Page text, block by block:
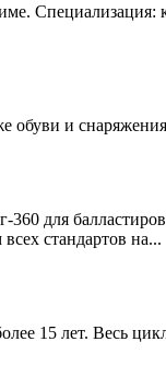
Специализация:
обуви и
для
стандартов на...
15 лет. Весь